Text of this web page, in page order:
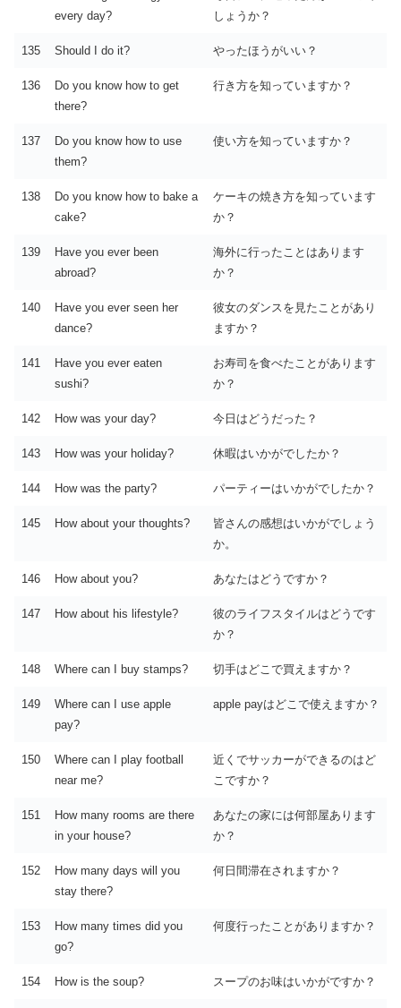
every day?
しょうか？
135 Should I do it? やったほうがいい？
136
Do you know how to get
there?
行き方を知っていますか？
137
Do you know how to use
them?
使い方を知っていますか？
138
Do you know how to bake a
cake?
ケーキの焼き方を知っています
か？
139
Have you ever been
abroad?
海外に行ったことはあります
か？
140
Have you ever seen her
dance?
彼女のダンスを見たことがあり
ますか？
141
Have you ever eaten
sushi?
お寿司を食べたことがあります
か？
142 How was your day? 今日はどうだった？
143 How was your holiday? 休暇はいかがでしたか？
144 How was the party? パーティーはいかがでしたか？
145 How about your thoughts?
皆さんの感想はいかがでしょう
か。
146 How about you? あなたはどうですか？
147 How about his lifestyle?
彼のライフスタイルはどうです
か？
148 Where can I buy stamps? 切手はどこで買えますか？
149
Where can I use apple
pay?
apple payはどこで使えますか？
150
Where can I play football
near me?
近くでサッカーができるのはど
こですか？
151
How many rooms are there
in your house?
あなたの家には何部屋あります
か？
152
How many days will you
stay there?
何日間滞在されますか？
153
How many times did you
go?
何度行ったことがありますか？
154 How is the soup? スープのお味はいかがですか？